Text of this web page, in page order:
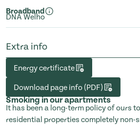
Broadband
DNA Welho
Extra info
Energy certificate
Download page info (PDF)
Smoking in our apartments
It has been a long-term policy of ours
residential properties completely non-